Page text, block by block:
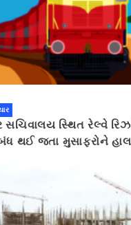
સચિવાલય સ્થિત રેલ્વે
થઈ જતા મુસાફરોને